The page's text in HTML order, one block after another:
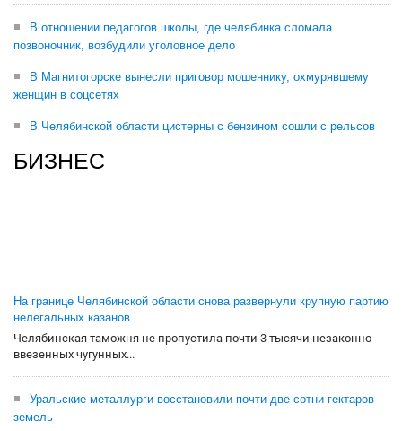
В отношении педагогов школы, где челябинка сломала
позвоночник, возбудили уголовное дело
В Магнитогорске вынесли приговор мошеннику, охмурявшему
женщин в соцсетях
В Челябинской области цистерны с бензином сошли с рельсов
БИЗНЕС
На границе Челябинской области снова развернули крупную партию
нелегальных казанов
Челябинская таможня не пропустила почти 3 тысячи незаконно
ввезенных чугунных...
Уральские металлурги восстановили почти две сотни гектаров
земель